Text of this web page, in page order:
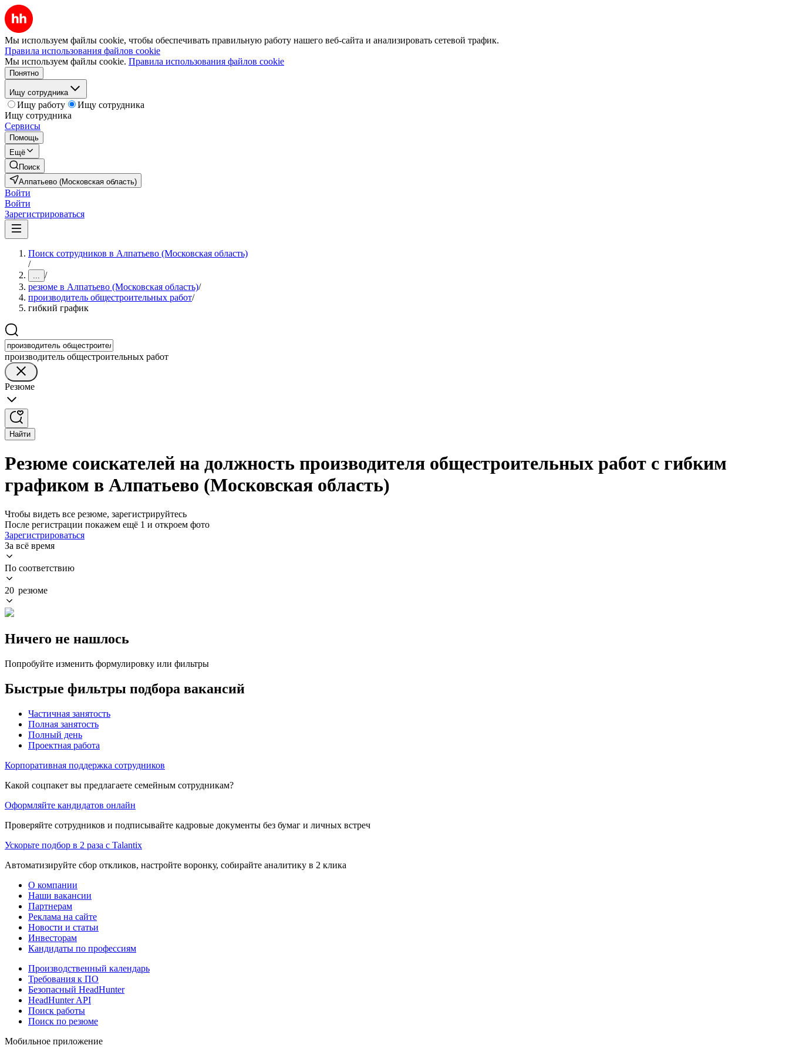
Мы используем файлы cookie, чтобы обеспечивать правильную работу нашего веб-сайта и анализировать сетевой трафик.
Правила использования файлов cookie
Мы используем файлы cookie. Правила использования файлов cookie
Понятно
Ищу сотрудника
Ищу работу
Ищу сотрудника
Ищу сотрудника
Сервисы
Помощь
Ещё
Поиск
Алпатьево (Московская область)
Войти
Войти
Зарегистрироваться
Поиск сотрудников в Алпатьево (Московская область)
/
... /
резюме в Алпатьево (Московская область)/
производитель общестроительных работ/
гибкий график
производитель общестроительных работ
Резюме
Найти
Резюме соискателей на должность производителя общестроительных работ с гибким
графиком в Алпатьево (Московская область)
Чтобы видеть все резюме, зарегистрируйтесь
После регистрации покажем ещё 1 и откроем фото
Зарегистрироваться
За всё время
По соответствию
20 резюме
Ничего не нашлось
Попробуйте изменить формулировку или фильтры
Быстрые фильтры подбора вакансий
Частичная занятость
Полная занятость
Полный день
Проектная работа
Корпоративная поддержка сотрудников
Какой соцпакет вы предлагаете семейным сотрудникам?
Оформляйте кандидатов онлайн
Проверяйте сотрудников и подписывайте кадровые документы без бумаг и личных встреч
Ускорьте подбор в 2 раза с Talantix
Автоматизируйте сбор откликов, настройте воронку, собирайте аналитику в 2 клика
О компании
Наши вакансии
Партнерам
Реклама на сайте
Новости и статьи
Инвесторам
Кандидаты по профессиям
Производственный календарь
Требования к ПО
Безопасный HeadHunter
HeadHunter API
Поиск работы
Поиск по резюме
Мобильное приложение